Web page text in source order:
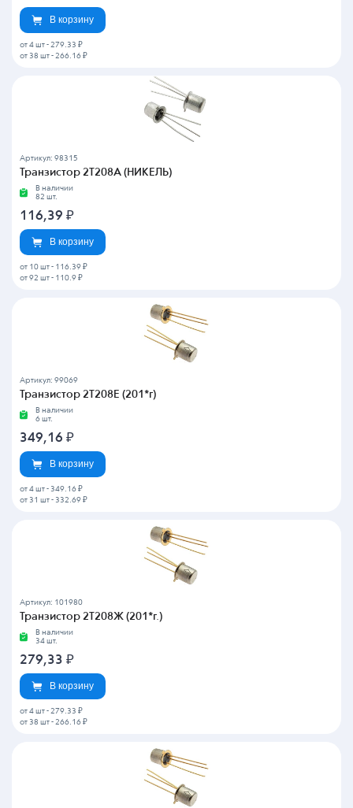
В корзину
от 4 шт - 279.33 ₽
от 38 шт - 266.16 ₽
Артикул: 98315
Транзистор 2Т208А (НИКЕЛЬ)
В наличии
82 шт.
116,39 ₽
В корзину
от 10 шт - 116.39 ₽
от 92 шт - 110.9 ₽
Артикул: 99069
Транзистор 2Т208Е (201*г)
В наличии
6 шт.
349,16 ₽
В корзину
от 4 шт - 349.16 ₽
от 31 шт - 332.69 ₽
Артикул: 101980
Транзистор 2Т208Ж (201*г.)
В наличии
34 шт.
279,33 ₽
В корзину
от 4 шт - 279.33 ₽
от 38 шт - 266.16 ₽